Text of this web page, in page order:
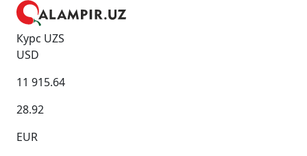
Курс UZS
USD
11 915.64
28.92
EUR